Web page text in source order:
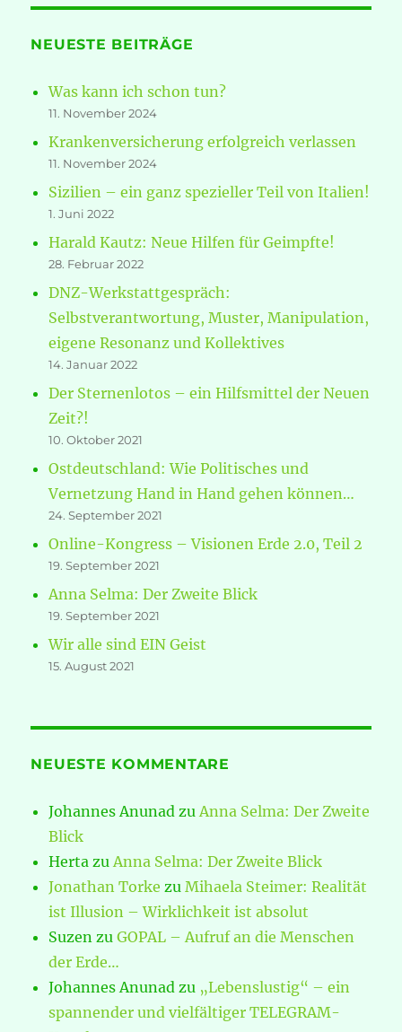
NEUESTE BEITRÄGE
Was kann ich schon tun?
11. November 2024
Krankenversicherung erfolgreich verlassen
11. November 2024
Sizilien – ein ganz spezieller Teil von Italien!
1. Juni 2022
Harald Kautz: Neue Hilfen für Geimpfte!
28. Februar 2022
DNZ-Werkstattgespräch:
Selbstverantwortung, Muster, Manipulation,
eigene Resonanz und Kollektives
14. Januar 2022
Der Sternenlotos – ein Hilfsmittel der Neuen
Zeit?!
10. Oktober 2021
Ostdeutschland: Wie Politisches und
Vernetzung Hand in Hand gehen können…
24. September 2021
Online-Kongress – Visionen Erde 2.0, Teil 2
19. September 2021
Anna Selma: Der Zweite Blick
19. September 2021
Wir alle sind EIN Geist
15. August 2021
NEUESTE KOMMENTARE
Johannes Anunad zuAnna Selma: Der Zweite
Blick
Herta zuAnna Selma: Der Zweite Blick
Jonathan Torke zuMihaela Steimer: Realität
ist Illusion – Wirklichkeit ist absolut
Suzen zuGOPAL – Aufruf an die Menschen
der Erde…
Johannes Anunad zu „Lebenslustig“ – ein
spannender und vielfältiger TELEGRAM-